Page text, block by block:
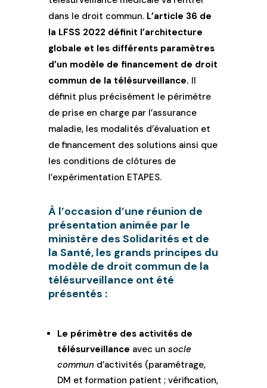
dans le droit commun. L’article 36 de
la LFSS 2022 définit l’architecture
globale et les différents paramètres
d’un modèle de financement de droit
commun de la télésurveillance. Il
définit plus précisément le périmètre
de prise en charge par l’assurance
maladie, les modalités d’évaluation et
de financement des solutions ainsi que
les conditions de clôtures de
l’expérimentation ETAPES.
À l’occasion d’une réunion de
présentation animée par le
ministère des Solidarités et de
la Santé, les grands principes du
modèle de droit commun de la
télésurveillance ont été
présentés :
Le périmètre des activités de
télésurveillance avec un socle
commun d’activités (paramétrage,
DM et formation patient ; vérification,